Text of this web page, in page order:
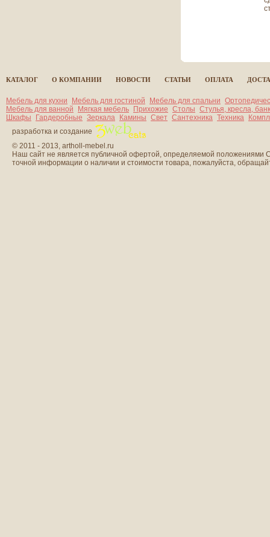
КАТАЛОГ О КОМПАНИИ НОВОСТИ СТАТЬИ ОПЛАТА
Мебель для кухни Мебель для гостиной Мебель для спальни
Мебель для ванной
Мягкая мебель Прихожие Столы Стулья, кресла,
Шкафы
Гардеробные Зеркала Камины Свет Сантехника Техника
разработка и создание
© 2011 - 2013, artholl-mebel.ru
Наш сайт не является публичной офертой, определяемой положениями
точной информации о наличии и стоимости товара, пожалуйста,